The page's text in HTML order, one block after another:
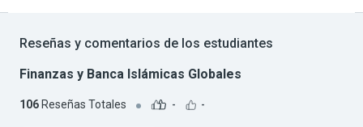
Reseñas y comentarios de los estudiantes
Finanzas y Banca Islámicas Globales
106 Reseñas Totales - -